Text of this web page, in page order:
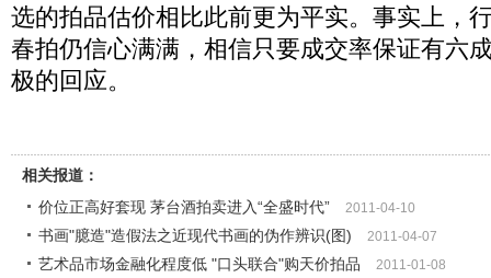
选的拍品估价相比此前更为平实。事实上，
春拍仍信心满满，相信只要成交率保证有六
极的回应。
相关报道：
价位正高好套现 茅台酒拍卖进入“全盛时代”
2011-04-10
书画"臆造"造假法之近现代书画的伪作辨识(图) 2011-04-07
艺术品市场金融化程度低 "口头联合"购天价拍品 2011-01-08